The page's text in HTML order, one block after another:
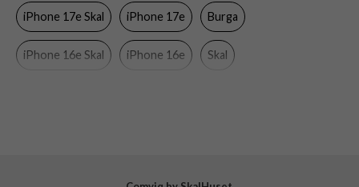
Material Hårdplast (PC), Mjukplast (TPU)
iPhone 17e Skal iPhone 17e Burga
iPhone 16e Skal iPhone 16e Skal